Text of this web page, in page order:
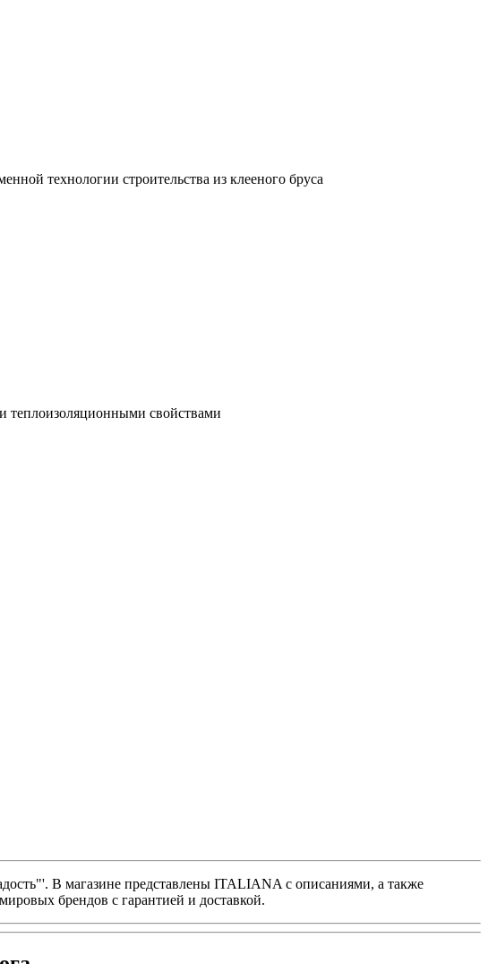
технологии строительства из клееного бруса
теплоизоляционными свойствами
В магазине представлены ITALIANA с описаниями, а также
брендов с гарантией и доставкой.